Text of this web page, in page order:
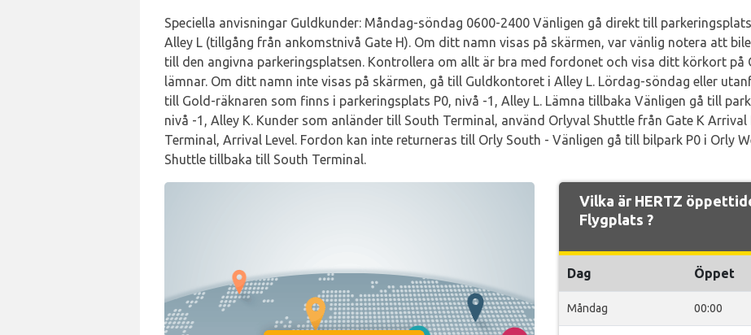
Speciella anvisningar Guldkunder: Måndag-söndag 0600-2400 Vänligen gå direkt till
Alley L (tillgång från ankomstnivå Gate H). Om ditt namn visas på skärmen, var vänlig notera att
till den angivna parkeringsplatsen. Kontrollera om allt är bra med fordonet och visa ditt körkort på
lämnar. Om ditt namn inte visas på skärmen, gå till Guldkontoret i Alley L. Lördag-söndag eller
till Gold-räknaren som finns i parkeringsplats P0, nivå -1, Alley L. Lämna tillbaka Vänligen gå till
nivå -1, Alley K. Kunder som anländer till South Terminal, använd Orlyval Shuttle från Gate K
Terminal, Arrival Level. Fordon kan inte returneras till Orly South - Vänligen gå till bilpark P0 i Orly
Shuttle tillbaka till South Terminal.
Vilka är HERTZ
Flygplats ?
Dag Öppet
Måndag 00:00